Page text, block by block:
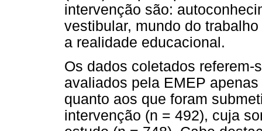
intervenção são:
vestibular, mundo do
a realidade educacional.
Os dados coletados
avaliados pela EMEP
quanto aos que foram
intervenção (n = 492), cuja